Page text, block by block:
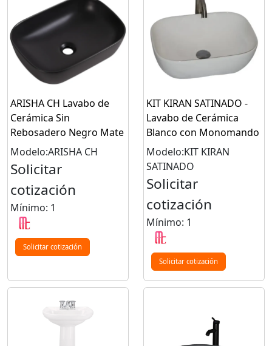
ARISHA CH Lavabo de
Cerámica Sin
Rebosadero Negro Mate
Modelo:ARISHA CH
Solicitar
cotización
Mínimo: 1
Solicitar cotización
KIT KIRAN SATINADO -
Lavabo de Cerámica
Blanco con Monomando
Modelo:KIT KIRAN
SATINADO
Solicitar
cotización
Mínimo: 1
Solicitar cotización